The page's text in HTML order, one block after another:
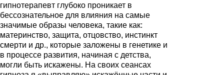
гипнотерапевт глубоко проникает в
бессознательное для влияния на самые
значимые образы человека, такие как:
материнство, защита, отцовство, инстинкт
смерти и др., которые заложены в генетике и
в процессе развития, начиная с детства,
могли быть искажены. На своих сеансах